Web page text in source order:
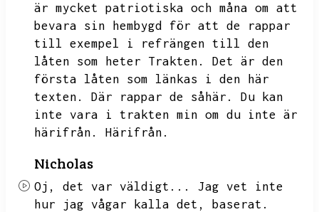
är mycket patriotiska och måna om att
bevara sin hembygd för att de rappar
till exempel i refrängen till den
låten som heter Trakten.
Det är den
första låten som länkas i den här
texten.
Där rappar de såhär.
Du kan
inte vara i trakten min om du inte är
härifrån.
Härifrån.
Nicholas
Oj, det var väldigt...
Jag vet inte
hur jag vågar kalla det,
baserat.